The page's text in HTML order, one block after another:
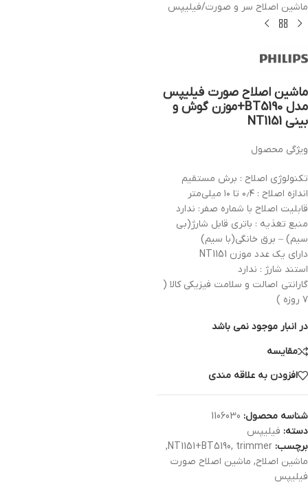
ماشین اصلاح سر و صورت/فیلیپس
ماشین اصلاح صورت فیلیپس
مدل BT5190+موزن گوش و
بینی NT1151
ویژگی محصول
تکنولوژی اصلاح : برش مستقیم
اندازه اصلاح : ۰٫۴ تا ۱۰ میلی‌متر
قابلیت اصلاح با شماره صفر: ندارد
منبع تغذیه : باتری قابل شارژ(بی
سیم) – برق خانگی(با سیم)
دارای یک عدد موزن NT1151
استند شارژ : ندارد
گارانتی اصالت و سلامت فیزیکی کالا (
۷ روزه )
در انبار موجود نمی باشد
مقایسه
افزودن به علاقه مندی
شناسه محصول: 1106030
دسته: فیلیپس
برچسب:
NT1151+BT5190, trimmer
,
ماشین اصلاح, ماشین اصلاح صورت
فیلیپس